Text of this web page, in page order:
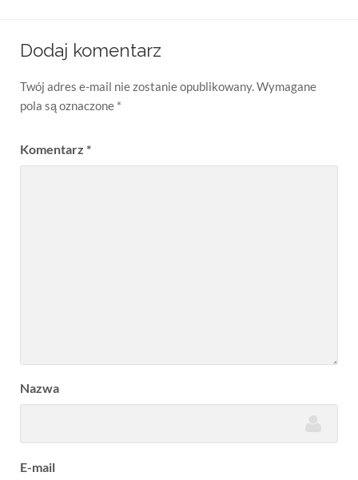
Dodaj komentarz
Twój adres e-mail nie zostanie opublikowany.Wymagane
pola są oznaczone *
Komentarz *
Nazwa
E-mail